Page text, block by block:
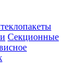
Секционные